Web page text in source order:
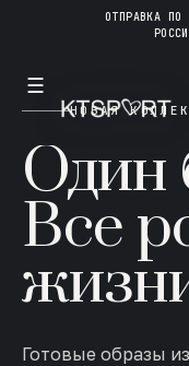
ОТПРАВКА
☰
НОВАЯ
Один
Все
Готовые образы